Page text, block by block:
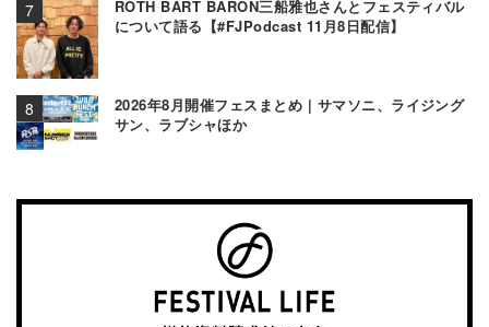
ROTH BART BARON三船雅也さんとフェスティバル
について語る【#FJPodcast 11月8日配信】
2026年8月開催フェスまとめ | サマソニ、ライジング
サン、ラブシャほか